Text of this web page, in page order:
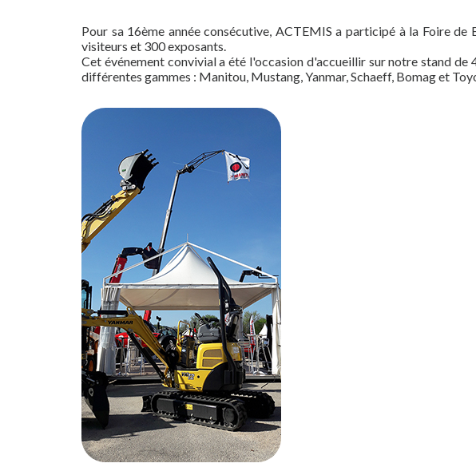
Pour sa 16ème année consécutive, ACTEMIS a participé à la Foire
visiteurs et 300 exposants.
Cet événement convivial a été l'occasion d'accueillir sur notre stand de
différentes gammes : Manitou, Mustang, Yanmar, Schaeff, Bomag et